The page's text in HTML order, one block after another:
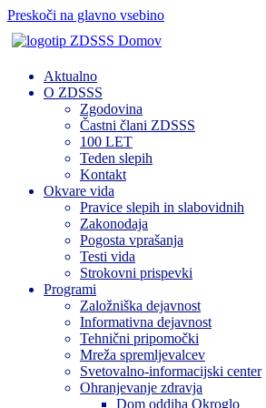
Preskoči na glavno vsebino
Domov
Aktualno
O ZDSSS
Zgodovina
Častni člani ZDSSS
100 LET
Teden slepih
Kontakt
Okvare vida
Pravice slepih in slabovidnih
Zakonodaja
Pogosta vprašanja
Testi vida
Strokovni prispevki
Programi
Založniška dejavnost
Informativna dejavnost
Tehnični pripomočki
Mreža spremljevalcev
Svetovalno-informacijski center
Ohranjevanje zdravja
Dom oddiha Okroglo